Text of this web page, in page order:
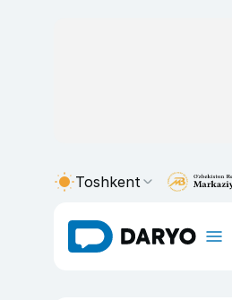
Toshkent